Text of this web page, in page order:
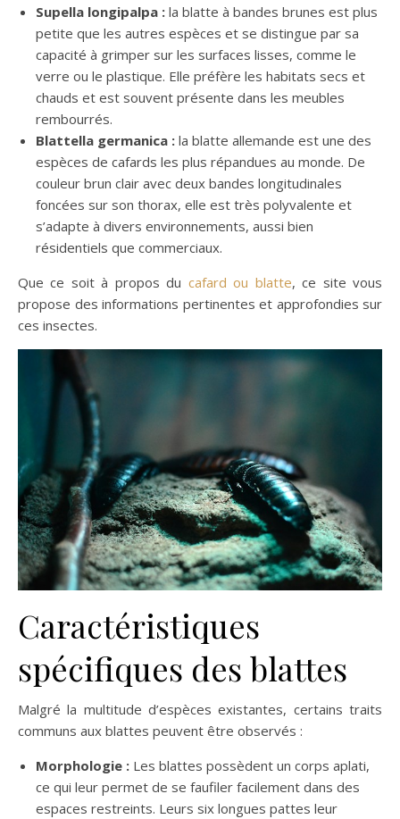
Supella longipalpa : la blatte à bandes brunes est plus
petite que les autres espèces et se distingue par sa
capacité à grimper sur les surfaces lisses, comme le
verre ou le plastique. Elle préfère les habitats secs et
chauds et est souvent présente dans les meubles
rembourrés.
Blattella germanica : la blatte allemande est une des
espèces de cafards les plus répandues au monde. De
couleur brun clair avec deux bandes longitudinales
foncées sur son thorax, elle est très polyvalente et
s’adapte à divers environnements, aussi bien
résidentiels que commerciaux.
Que ce soit à propos du cafard ou blatte, ce site vous
propose des informations pertinentes et approfondies sur
ces insectes.
Caractéristiques
spécifiques des blattes
Malgré la multitude d’espèces existantes, certains traits
communs aux blattes peuvent être observés :
Morphologie : Les blattes possèdent un corps aplati,
ce qui leur permet de se faufiler facilement dans des
espaces restreints. Leurs six longues pattes leur